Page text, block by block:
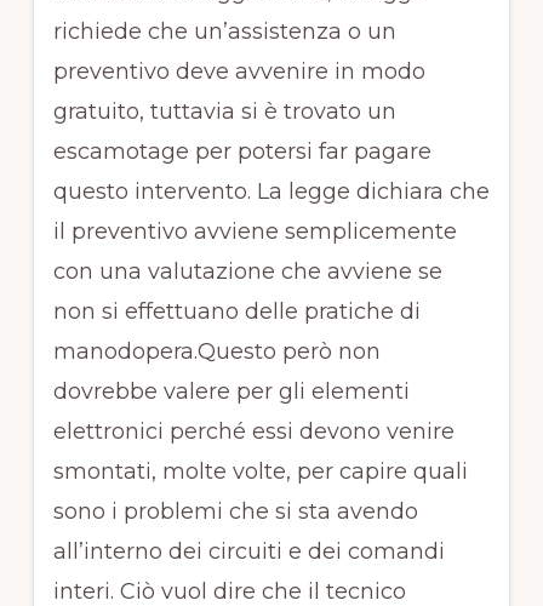
richiede che un’assistenza o un
preventivo deve avvenire in modo
gratuito, tuttavia si è trovato un
escamotage per potersi far pagare
questo intervento. La legge dichiara che
il preventivo avviene semplicemente
con una valutazione che avviene se
non si effettuano delle pratiche di
manodopera.Questo però non
dovrebbe valere per gli elementi
elettronici perché essi devono venire
smontati, molte volte, per capire quali
sono i problemi che si sta avendo
all’interno dei circuiti e dei comandi
interi. Ciò vuol dire che il tecnico